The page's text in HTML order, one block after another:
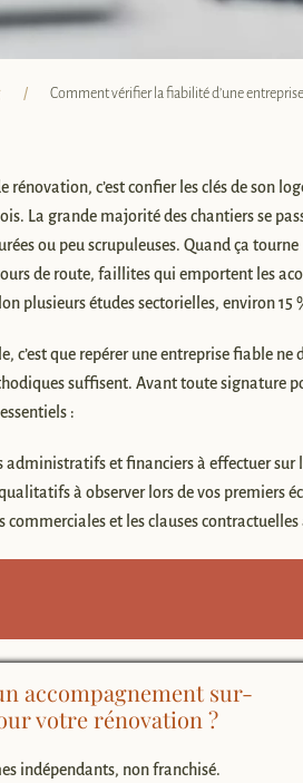
Comment vérifier la fiabilité d’une
rénovation, c’est confier les clés de son
La grande majorité des chantiers se
ou peu scrupuleuses. Quand ça
de route, faillites qui emportent les
plusieurs études sectorielles, environ
c’est que repérer une entreprise fiable
suffisent. Avant toute signature
:
administratifs et financiers à effectuer sur
à observer lors de vos premiers
commerciales et les clauses
accompagnement sur-
votre rénovation ?
indépendants, non franchisé.